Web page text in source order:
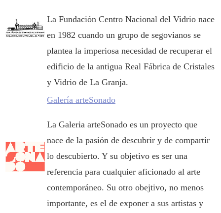
La Fundación Centro Nacional del Vidrio nace
en 1982 cuando un grupo de segovianos se
plantea la imperiosa necesidad de recuperar el
edificio de la antigua Real Fábrica de Cristales
y Vidrio de La Granja.
Galería arteSonado
La Galeria arteSonado es un proyecto que
nace de la pasión de descubrir y de compartir
lo descubierto. Y su objetivo es ser una
referencia para cualquier aficionado al arte
contemporáneo. Su otro obejtivo, no menos
importante, es el de exponer a sus artistas y